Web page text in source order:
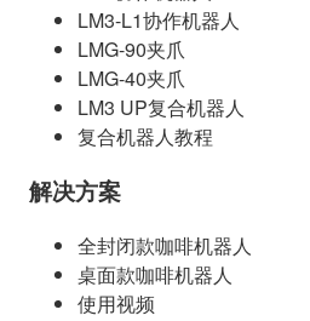
LM3-L1协作机器人
LMG-90夹爪
LMG-40夹爪
LM3 UP复合机器人
复合机器人教程
解决方案
全封闭款咖啡机器人
桌面款咖啡机器人
使用视频